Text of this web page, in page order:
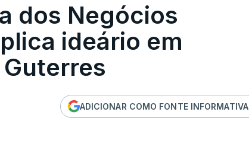
dos Negócios
ideário em
ADICIONAR COMO FONTE INFORMATIVA